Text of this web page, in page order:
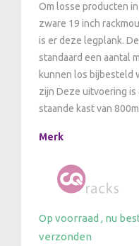
Om losse producten
zware 19 inch
is er deze legplank.
standaard een aantal
kunnen los bijbesteld
zijn Deze uitvoering
staande kast van
Merk
Op voorraad , nu
verzonden